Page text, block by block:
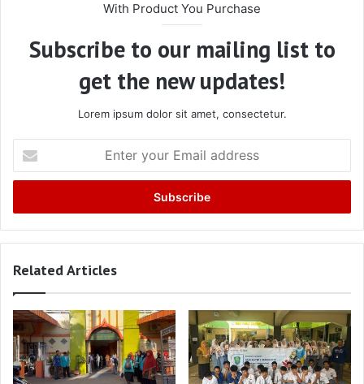
With Product You Purchase
Subscribe to our mailing list to
get the new updates!
Lorem ipsum dolor sit amet, consectetur.
your
Email
Related Articles